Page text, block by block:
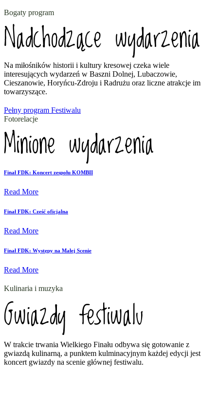
Bogaty program
Nadchodzące wydarzenia
Na miłośników historii i kultury kresowej czeka wiele
interesujących wydarzeń w Baszni Dolnej, Lubaczowie,
Cieszanowie, Horyńcu-Zdroju i Radrużu oraz liczne atrakcje im
towarzyszące.
Pełny program Festiwalu
Fotorelacje
Minione wydarzenia
Finał FDK: Koncert zespołu KOMBII
Read More
Finał FDK: Cześć oficjalna
Read More
Finał FDK: Występy na Małej Scenie
Read More
Kulinaria i muzyka
Gwiazdy festiwalu
W trakcie trwania Wielkiego Finału odbywa się gotowanie z
gwiazdą kulinarną, a punktem kulminacyjnym każdej edycji jest
koncert gwiazdy na scenie głównej festiwalu.